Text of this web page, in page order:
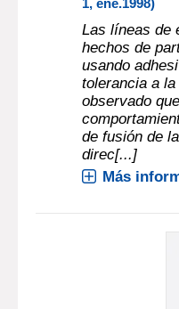
1, ene.1998)
Las líneas de
hechos de
usando
tolerancia a
observado
de fusión de
direc[...]
Más